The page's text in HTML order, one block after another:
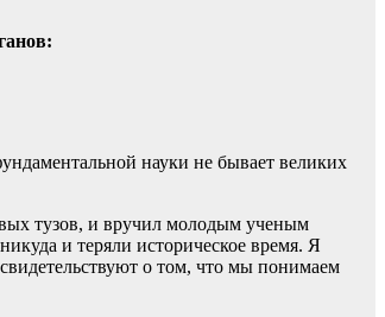
науки не бывает великих
тузов, и вручил молодым ученым
и теряли историческое время. Я
о том, что мы понимаем